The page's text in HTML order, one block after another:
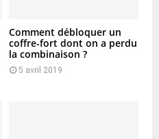
Comment débloquer un
coffre-fort dont on a perdu
la combinaison ?
5 avril 2019